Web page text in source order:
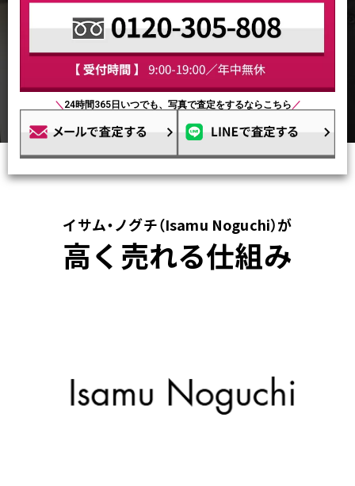
＼ 24時間365日いつでも、写真で査定をするならこちら ／
イサム・ノグチ（Isamu Noguchi）が
高く売れる仕組み